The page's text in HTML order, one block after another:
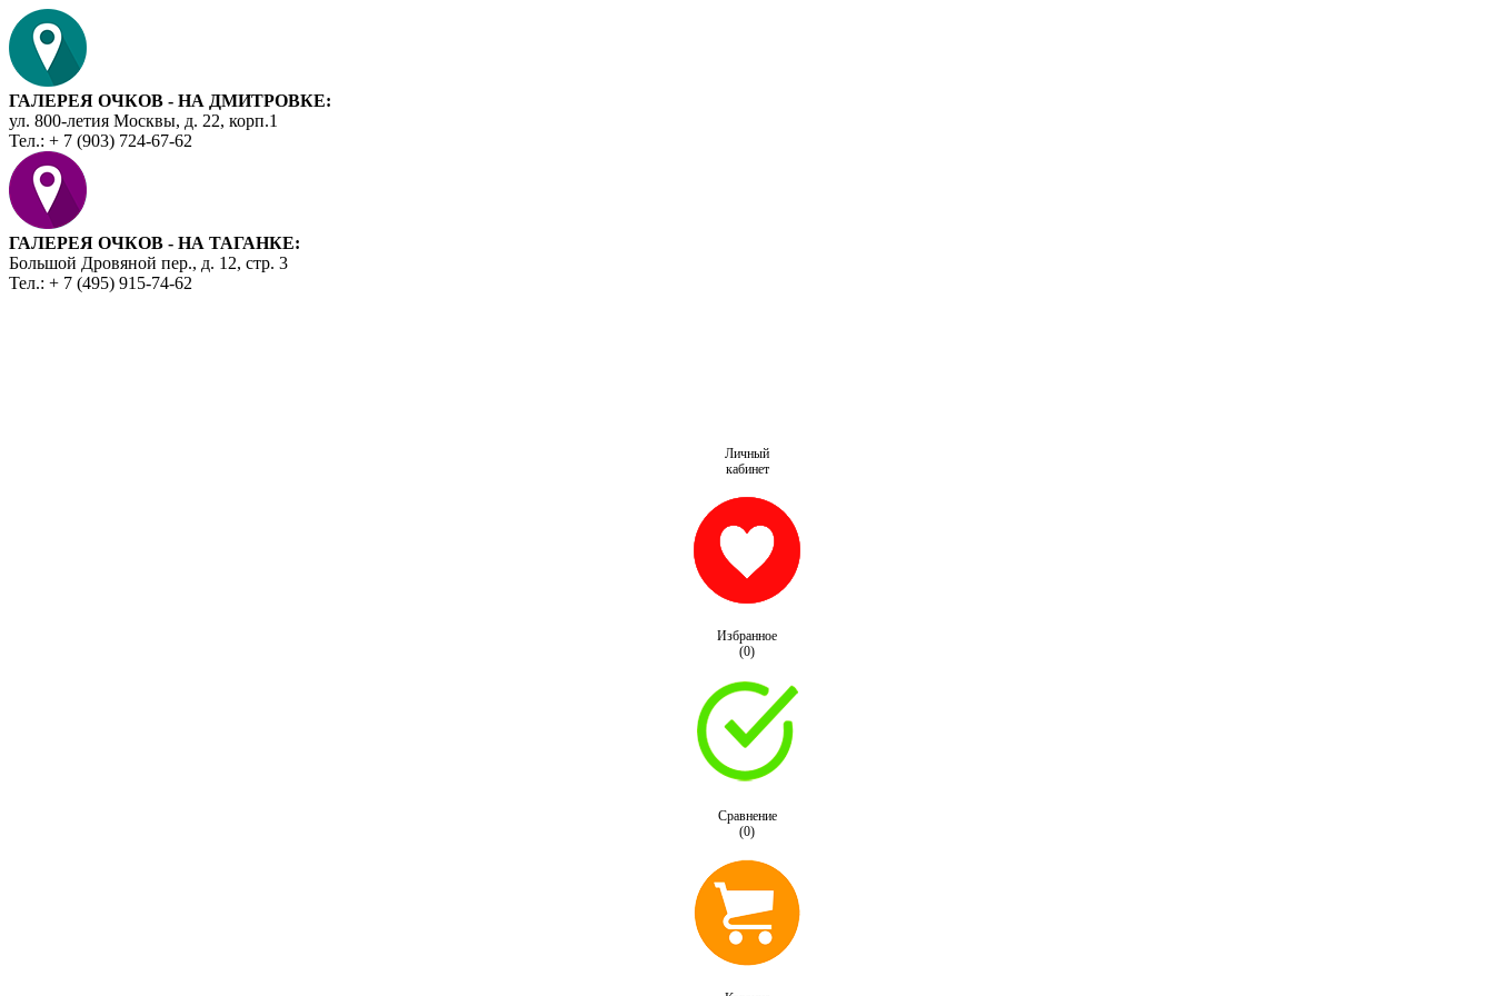
ГАЛЕРЕЯ ОЧКОВ - НА ДМИТРОВКЕ:
ул. 800-летия Москвы, д. 22, корп.1
Тел.: + 7 (903) 724-67-62
ГАЛЕРЕЯ ОЧКОВ - НА ТАГАНКЕ:
Большой Дровяной пер., д. 12, стр. 3
Тел.: + 7 (495) 915-74-62
Личный
кабинет
Избранное
(0)
Сравнение
(0)